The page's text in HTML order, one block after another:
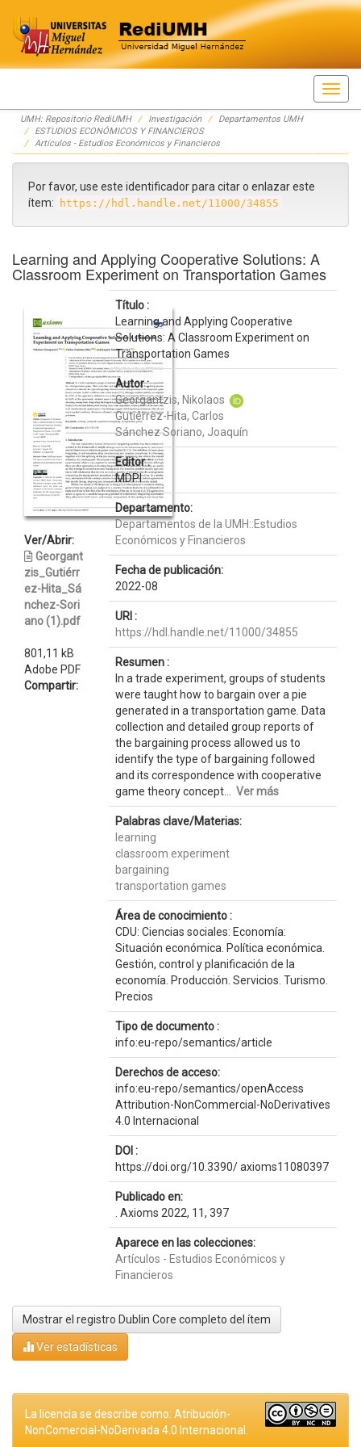
Skip
navigation
UMH: Repositorio RediUMH Investigación
Departamentos UMH
ESTUDIOS ECONÓMICOS Y FINANCIEROS
Artículos - Estudios Económicos y Financieros
Por favor, use este identificador para citar o enlazar este
ítem:
https://hdl.handle.net/11000/34855
Learning and Applying Cooperative Solutions: A
Classroom Experiment on Transportation Games
Ver/Abrir:
Georgant
zis_Gutiérr
ez-Hita_Sá
nchez-Sori
ano (1).pdf
801,11 kB
Adobe PDF
Compartir:
Título :
Learning and Applying Cooperative
Solutions: A Classroom Experiment on
Transportation Games
Autor :
Georgantzis, Nikolaos
Gutiérrez-Hita, Carlos
Sánchez Soriano, Joaquín
Editor :
MDPI
Departamento:
Departamentos de la UMH::Estudios
Económicos y Financieros
Fecha de publicación:
2022-08
URI :
https://hdl.handle.net/11000/34855
Resumen :
In a trade experiment, groups of students
were taught how to bargain over a pie
generated in a transportation game. Data
collection and detailed group reports of
the bargaining process allowed us to
identify the type of bargaining followed
and its correspondence with cooperative
game theory concept... Ver más
Palabras clave/Materias:
learning
classroom experiment
bargaining
transportation games
Área de conocimiento :
CDU: Ciencias sociales: Economía:
Situación económica. Política económica.
Gestión, control y planificación de la
economía. Producción. Servicios. Turismo.
Precios
Tipo de documento :
info:eu-repo/semantics/article
Derechos de acceso:
info:eu-repo/semantics/openAccess
Attribution-NonCommercial-NoDerivatives
4.0 Internacional
DOI :
https://doi.org/10.3390/ axioms11080397
Publicado en:
. Axioms 2022, 11, 397
Aparece en las colecciones:
Artículos - Estudios Económicos y
Financieros
Mostrar el registro Dublin Core completo del ítem
Ver estadísticas
La licencia se describe como: Atribución-
NonComercial-NoDerivada 4.0 Internacional.